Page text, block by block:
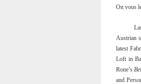
On vous
Austrian
latest
Loft in
Rone’s
and